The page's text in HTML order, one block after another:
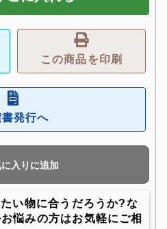
この商品を印刷
書発行へ
入りに追加
い物に合うだろうか?な
悩みの方はお気軽にご相